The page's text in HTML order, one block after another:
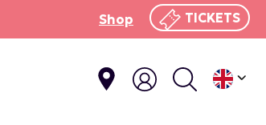
Shop TICKETS